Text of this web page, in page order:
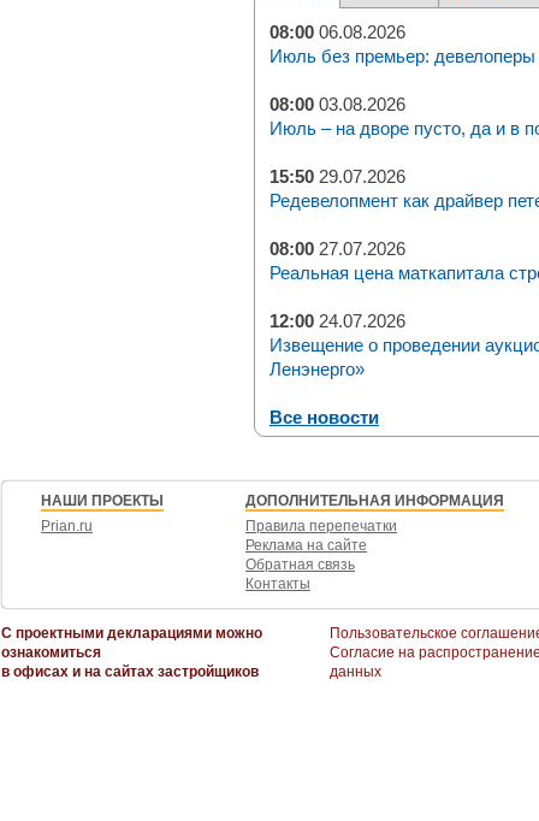
08:00 06.08.2026
Июль без премьер: девелоперы
08:00 03.08.2026
Июль – на дворе пусто, да и в
15:50 29.07.2026
Редевелопмент как драйвер
08:00 27.07.2026
Реальная цена маткапитала
12:00 24.07.2026
Извещение о проведении
Ленэнерго»
Все новости
НАШИ ПРОЕКТЫ
Prian.ru
ДОПОЛНИТЕЛЬНАЯ ИНФОРМАЦИЯ
Правила перепечатки
Реклама на сайте
Обратная связь
Контакты
С проектными декларациями можно
ознакомиться
в офисах и на сайтах застройщиков
Пользовательское
Согласие на
данных